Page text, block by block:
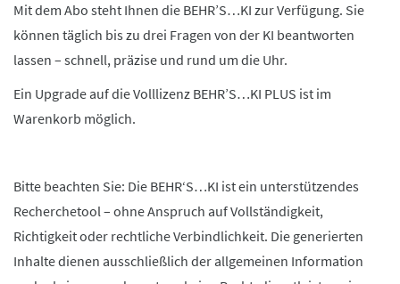
Mit dem Abo steht Ihnen die BEHR’S…KI zur Verfügung. Sie
können täglich bis zu drei Fragen von der KI beantworten
lassen – schnell, präzise und rund um die Uhr.
Ein Upgrade auf die Volllizenz BEHR’S…KI PLUS ist im
Warenkorb möglich.
Bitte beachten Sie: Die BEHR‘S…KI ist ein unterstützendes
Recherchetool – ohne Anspruch auf Vollständigkeit,
Richtigkeit oder rechtliche Verbindlichkeit. Die generierten
Inhalte dienen ausschließlich der allgemeinen Information